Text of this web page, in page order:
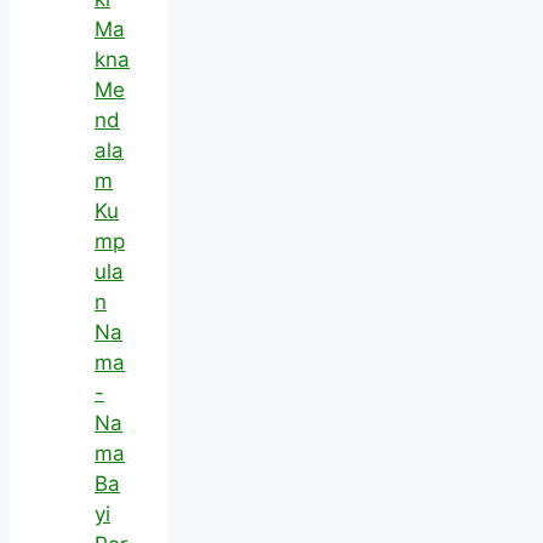
Ma
kna
Me
nd
ala
m
Ku
mp
ula
n
Na
ma
-
Na
ma
Ba
yi